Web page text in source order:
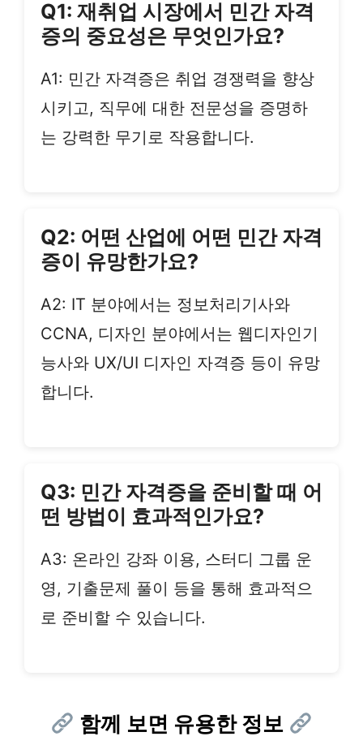
Q1: 재취업 시장에서 민간 자격
증의 중요성은 무엇인가요?
A1: 민간 자격증은 취업 경쟁력을 향상
시키고, 직무에 대한 전문성을 증명하
는 강력한 무기로 작용합니다.
Q2: 어떤 산업에 어떤 민간 자격
증이 유망한가요?
A2: IT 분야에서는 정보처리기사와
CCNA, 디자인 분야에서는 웹디자인기
능사와 UX/UI 디자인 자격증 등이 유망
합니다.
Q3: 민간 자격증을 준비할 때 어
떤 방법이 효과적인가요?
A3: 온라인 강좌 이용, 스터디 그룹 운
영, 기출문제 풀이 등을 통해 효과적으
로 준비할 수 있습니다.
함께 보면 유용한 정보